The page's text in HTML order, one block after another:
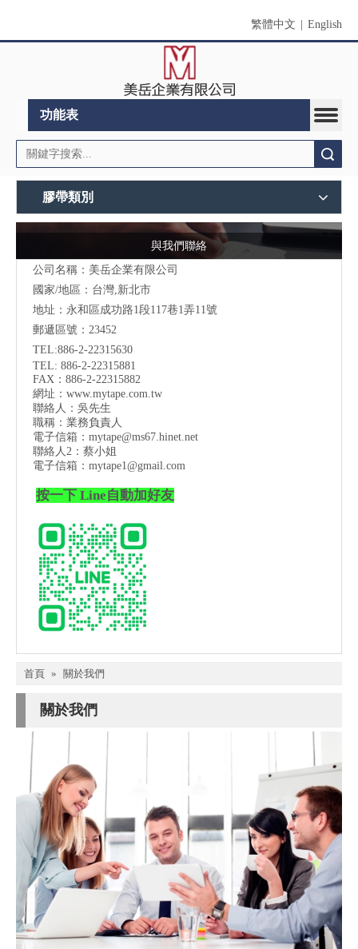
繁體中文 English
功能表
膠帶類別
與我們聯絡
公司名稱：美岳企業有限公司
國家/地區：台灣,新北市
地址：永和區成功路1段117巷1弄11號
郵遞區號：23452
TEL:886-2-22315630
TEL: 886-2-22315881
FAX：886-2-22315882
網址： www.mytape.com.tw
聯絡人：吳先生
職稱：業務負責人
電子信箱： mytape@ms67.hinet.net
聯絡人2：蔡小姐
電子信箱： mytape1@gmail.com
按一下 Line自動加好友
首頁 » 關於我們
關於我們